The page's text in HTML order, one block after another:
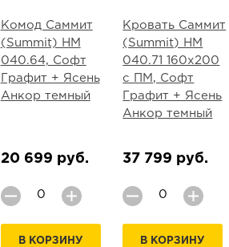
Комод Саммит
(Summit) НМ
040.64, Софт
Графит + Ясень
Анкор темный
20 699 руб.
В КОРЗИНУ
Кровать Саммит
(Summit) НМ
040.71 160х200
с ПМ, Софт
Графит + Ясень
Анкор темный
37 799 руб.
В КОРЗИНУ